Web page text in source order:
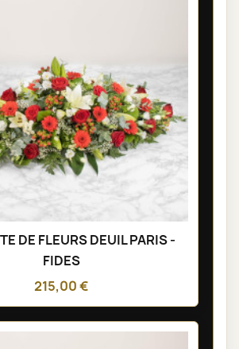
DE FLEURS DEUIL PARIS -
FIDES
215,00 €